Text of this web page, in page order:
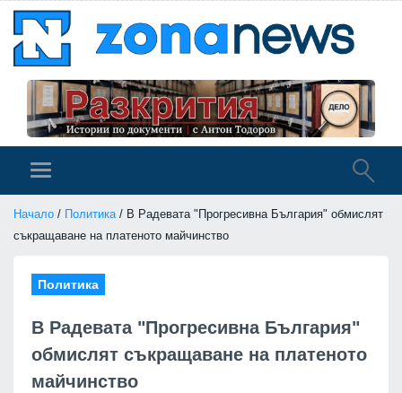
Начало / Политика/ В Радевата "Прогресивна България" обмислят
съкращаване на платеното майчинство
Политика
В Радевата "Прогресивна България"
обмислят съкращаване на платеното
майчинство